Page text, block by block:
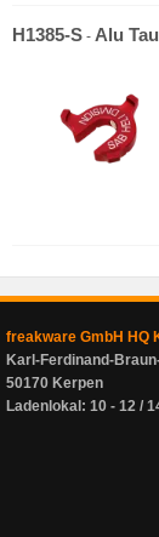
H1385-S - Alu
freakware GmbH HQ
Karl-Ferdinand-
50170 Kerpen
Ladenlokal: 10 - 12 /